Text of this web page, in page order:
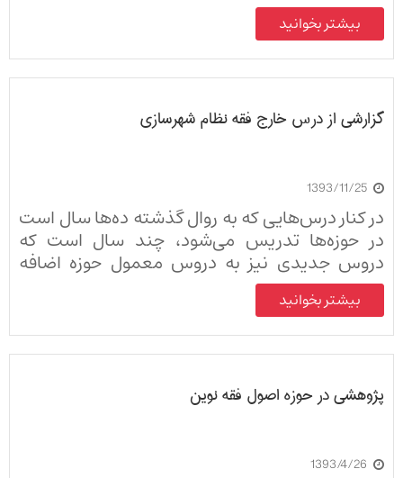
اسلامي يك مزيت نهفته است و يك سلسله مراتبي
در آن وجود دارد كه نقطه مركزي ارتباط تدريجي و
پلكاني با عالم دارد.
بیشتر بخوانید
گزارشی از درس خارج فقه نظام شهرسازی
1393/11/25
در کنار درس‌‏هایی که به روال گذشته ده‏‌ها سال است
در حوزه‌‏ها تدریس می‏‌شود، چند سال است که
دروس جدیدی نیز به دروس معمول حوزه‎ اضافه
شده است.
بیشتر بخوانید
پژوهشی در حوزه اصول فقه نوین
1393/4/26